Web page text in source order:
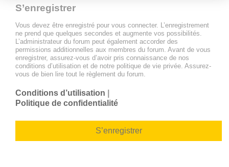
S’enregistrer
Vous devez être enregistré pour vous connecter. L’enregistrement
ne prend que quelques secondes et augmente vos possibilités.
L’administrateur du forum peut également accorder des
permissions additionnelles aux membres du forum. Avant de vous
enregistrer, assurez-vous d’avoir pris connaissance de nos
conditions d’utilisation et de notre politique de vie privée. Assurez-
vous de bien lire tout le règlement du forum.
Conditions d’utilisation
Politique de confidentialité
S’enregistrer